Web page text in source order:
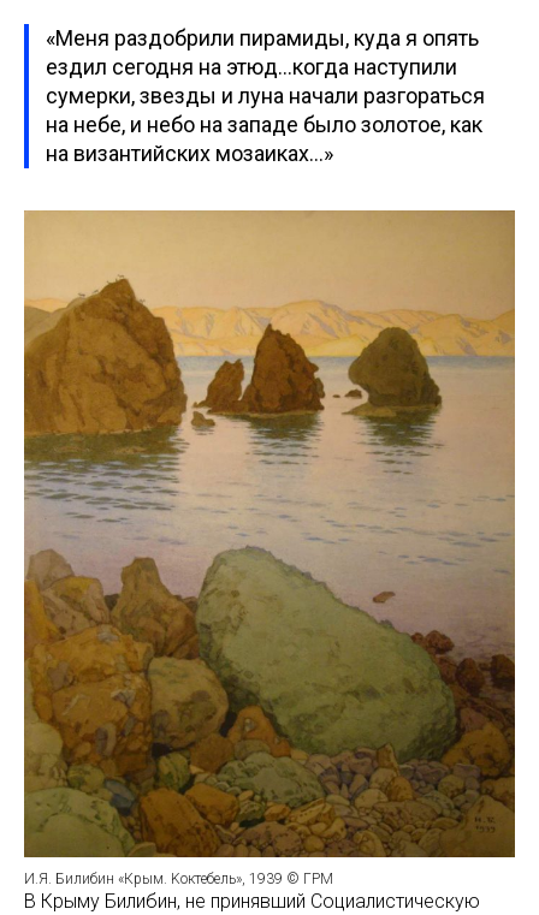
«Меня раздобрили пирамиды, куда я опять
ездил сегодня на этюд…когда наступили
сумерки, звезды и луна начали разгораться
на небе, и небо на западе было золотое, как
на византийских мозаиках…»
И.Я. Билибин «Крым. Kоктебель», 1939 © ГРМ
В Крыму Билибин, не принявший Социалистическую